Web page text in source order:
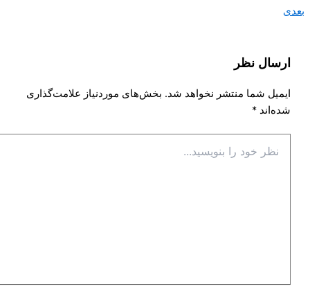
بعدی
ارسال نظر
ایمیل شما منتشر نخواهد شد. بخش‌های موردنیاز علامت‌گذاری
شده‌اند*